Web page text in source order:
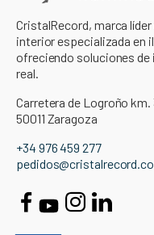
CristalRecord, marca
interior especializada en
ofreciendo soluciones de
real.
Carretera de Logroño km.
50011 Zaragoza
+34 976 459 277